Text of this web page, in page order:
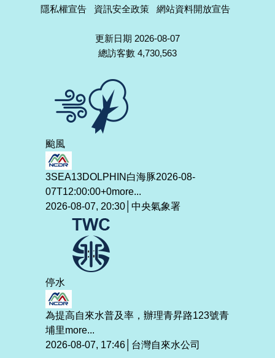
隱私權宣告
資訊安全政策 網站資料開放宣告
更新日期 2026-08-07
總訪客數 4,730,563
颱風
3SEA13DOLPHIN白海豚2026-08-
07T12:00:00+0more...
2026-08-07, 20:30│中央氣象署
停水
為提高自來水普及率，辦理青昇路123號青
埔里more...
2026-08-07, 17:46│台灣自來水公司